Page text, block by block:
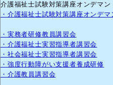
介護福祉士試験対策講座オンデマン
・介護福祉士試験対策講座オンデマ
・実務者研修教員講習会
・介護福祉士実習指導者講習会
・社会福祉士実習指導者講習会
・強度行動障がい支援者養成研修
・介護教員講習会